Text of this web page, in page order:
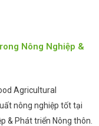
Nông Nghiệp &
Agricultural
nông nghiệp tốt tại
& Phát triển Nông thôn.